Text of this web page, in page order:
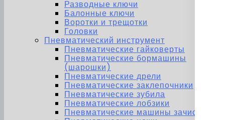
Разводные ключи
Балонные ключи
Воротки и трещотки
Головки
Пневматический инструмент
Пневматические гайковерты
Пневматические бормашины
(шарошки)
Пневматические дрели
Пневматические заклепочники
Пневматические зубила
Пневматические лобзики
Пневматические машины зачистные